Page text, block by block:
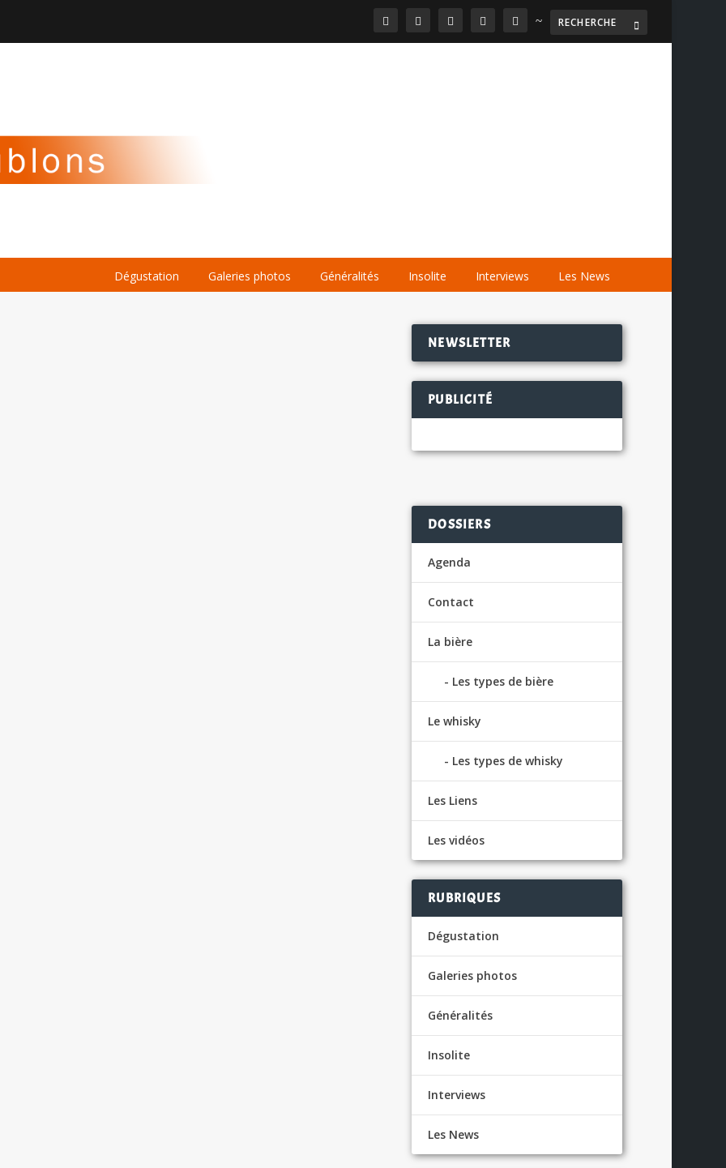
~
Dégustation Galeries photos Généralités Insolite Interviews Les News
NEWSLETTER
PUBLICITÉ
DOSSIERS
Agenda
Contact
La bière
Les types de bière
Le whisky
Les types de whisky
Les Liens
Les vidéos
RUBRIQUES
Dégustation
Galeries photos
Généralités
Insolite
Interviews
Les News